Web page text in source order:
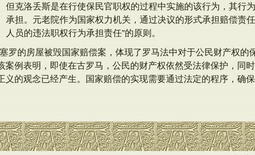
但克洛丢斯是在行使保民官职权的过程中实施的该行为，其行
承担。元老院作为国家权力机关，通过决议的形式承担赔偿责
人员的违法职权行为承担责任”的原则。
罗的房屋被毁国家赔偿案，体现了罗马法中对于公民财产权的
案例表明，即使在古罗马，公民的财产权依然受法律保护，同
义的观念已经产生。国家赔偿的实现需要通过法定的程序，确